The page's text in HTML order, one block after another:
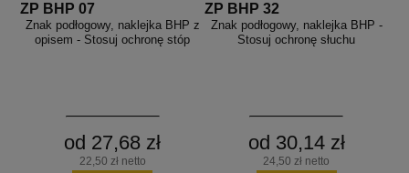
ZP BHP 07
Znak podłogowy, naklejka BHP z
opisem - Stosuj ochronę stóp
od 27,68 zł
22,50 zł netto
ZP BHP 32
Znak podłogowy, naklejka BHP -
Stosuj ochronę słuchu
od 30,14 zł
24,50 zł netto